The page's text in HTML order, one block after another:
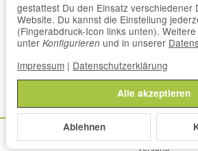
© Vegan Fitness & Foods.*Alle Preise inkl.
Versand
Alle akzeptieren
Ablehnen
gestattest Du den Einsatz verschiedener
Website. Du kannst die Einstellung
(Fingerabdruck-Icon links unten).
unter Konfigurieren und in unserer
Impressum | Datenschutzerklärung